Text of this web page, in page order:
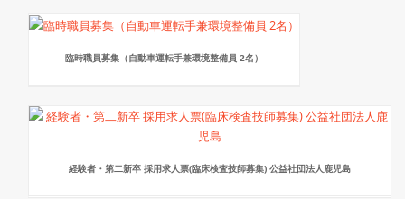
臨時職員募集（自動車運転手兼環境整備員 2名）
経験者・第二新卒 採用求人票(臨床検査技師募集) 公益社団法人鹿児島